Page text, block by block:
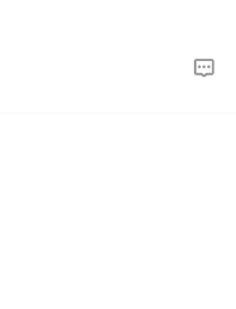
早的呀。你看2月份